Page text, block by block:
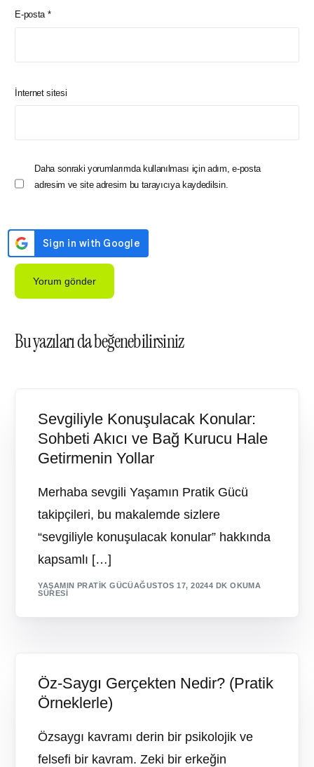
E-posta *
İnternet sitesi
Daha sonraki yorumlarımda kullanılması için adım, e-posta
adresim ve site adresim bu tarayıcıya kaydedilsin.
Bu yazıları da beğenebilirsiniz
Sevgiliyle Konuşulacak Konular:
Sohbeti Akıcı ve Bağ Kurucu Hale
Getirmenin Yollar
Merhaba sevgili Yaşamın Pratik Gücü
takipçileri, bu makalemde sizlere
“sevgiliyle konuşulacak konular” hakkında
kapsamlı […]
YAŞAMIN PRATIK GÜCÜAĞUSTOS 17, 20244 DK OKUMA
SÜRESI
Öz-Saygı Gerçekten Nedir? (Pratik
Örneklerle)
Özsaygı kavramı derin bir psikolojik ve
felsefi bir kavram. Zeki bir erkeğin